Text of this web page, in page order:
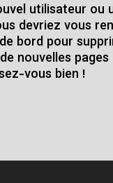
utilisateur ou
devriez vous
bord pour
nouvelles
vous bien !